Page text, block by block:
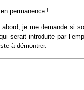
permanence !
je me demande si
serait introduite par
à démontrer.